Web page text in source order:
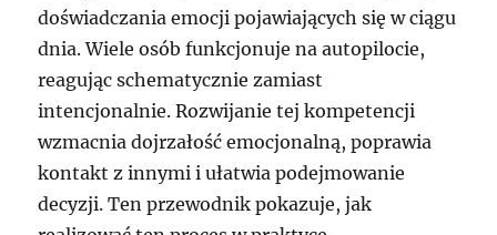
doświadczania emocji pojawiających się w ciągu
dnia. Wiele osób funkcjonuje na autopilocie,
reagując schematycznie zamiast
intencjonalnie. Rozwijanie tej kompetencji
wzmacnia dojrzałość emocjonalną, poprawia
kontakt z innymi i ułatwia podejmowanie
decyzji. Ten przewodnik pokazuje, jak